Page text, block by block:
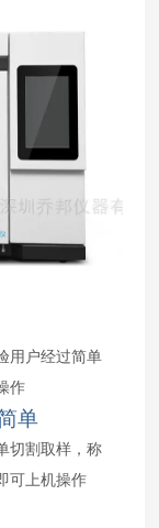
用户经过简单
作
单
切割取样，称
可上机操作